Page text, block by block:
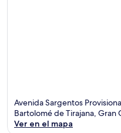
Avenida Sargentos
Bartolomé de Tirajana, Gran
Ver en el mapa